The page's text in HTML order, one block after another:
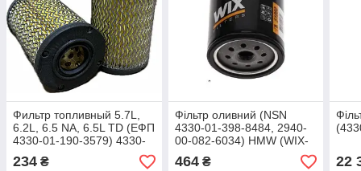
Фильтр топливный 5.7L,
6.2L, 6.5 NA, 6.5L TD (ЕФП
4330-01-190-3579) 4330-
01-280-8417 (Агрог)
234 ₴
Фільтр оливний (NSN
4330-01-398-8484, 2940-
00-082-6034) HMW (WIX-
Filters)!ВЗ!
464₴ 22